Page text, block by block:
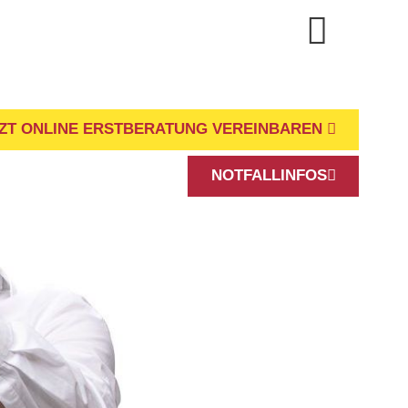
ONLINE ERSTBERATUNG VEREINBAREN
NOTFALLINFOS